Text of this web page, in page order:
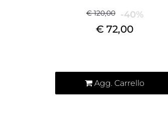
€ 120,00 -40%
€ 72,00
Agg. Carrello